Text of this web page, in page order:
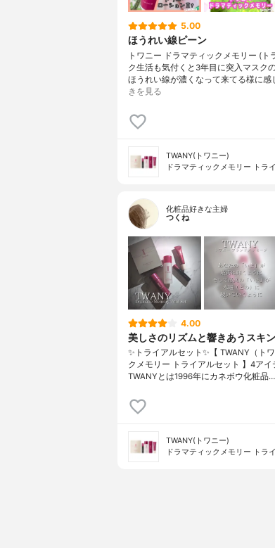
5.00
ほうれい線ピーン
トワニー ドラマティックメモリー (ト
ク生活も気付くと3年目に突入マスク
ほうれい線が濃くなって来てる様に
きを見る
TWANY(トワニー)
ドラマティックメモリー トラ
化粧品好きな主婦
つくね
4.00
美しさのリズムと響きあうスキ
✨トライアルセット✨【 TWANY（ト
クメモリー トライアルセット 】4アイ
TWANYとは1996年にカネボウ化粧品…
TWANY(トワニー)
ドラマティックメモリー トラ